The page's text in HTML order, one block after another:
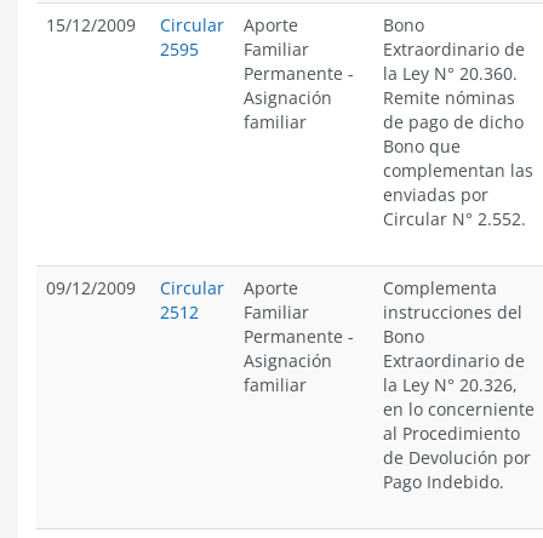
15/12/2009
Circular
2595
Aporte
Familiar
Permanente -
Asignación
familiar
Bono
Extraordinario de
la Ley N° 20.360.
Remite nóminas
de pago de dicho
Bono que
complementan las
enviadas por
Circular N° 2.552.
09/12/2009
Circular
2512
Aporte
Familiar
Permanente -
Asignación
familiar
Complementa
instrucciones del
Bono
Extraordinario de
la Ley N° 20.326,
en lo concerniente
al Procedimiento
de Devolución por
Pago Indebido.